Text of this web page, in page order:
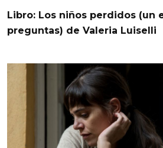
Libro: Los niños perdidos (un
preguntas) de Valeria Luiselli